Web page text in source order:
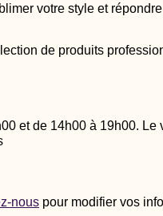
votre style et
de produits
et de 14h00 à 19h00.
nous pour modifier vos